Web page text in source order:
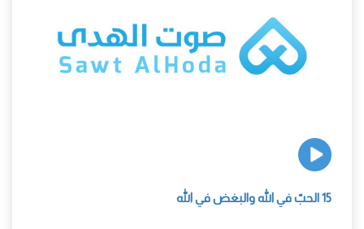
15 الحبّ في الله والبغض في الله